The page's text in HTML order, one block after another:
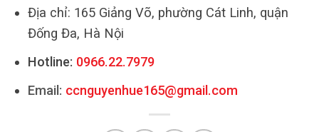
Địa chỉ: 165 Giảng Võ, phường Cát Linh, quận
Đống Đa, Hà Nội
Hotline: 0966.22.7979
Email: ccnguyenhue165@gmail.com